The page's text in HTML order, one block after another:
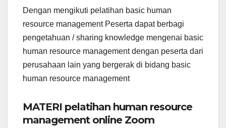
Dengan mengikuti pelatihan basic human
resource management Peserta dapat berbagi
pengetahuan / sharing knowledge mengenai basic
human resource management dengan peserta dari
perusahaan lain yang bergerak di bidang basic
human resource management
MATERI pelatihan human resource
management online Zoom